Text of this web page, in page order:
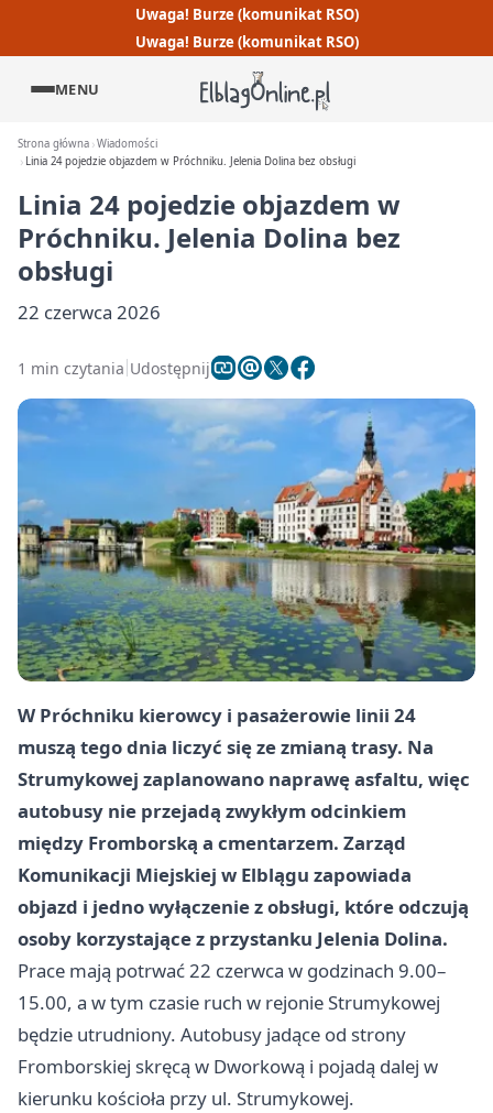
Uwaga! Burze (komunikat RSO)
Uwaga! Burze (komunikat RSO)
MENU
Strona główna Wiadomości
Linia 24 pojedzie objazdem w Próchniku. Jelenia Dolina bez obsługi
Linia 24 pojedzie objazdem w
Próchniku. Jelenia Dolina bez
obsługi
22 czerwca 2026
1 min czytania Udostępnij
W Próchniku kierowcy i pasażerowie linii 24
muszą tego dnia liczyć się ze zmianą trasy. Na
Strumykowej zaplanowano naprawę asfaltu, więc
autobusy nie przejadą zwykłym odcinkiem
między Fromborską a cmentarzem. Zarząd
Komunikacji Miejskiej w Elblągu zapowiada
objazd i jedno wyłączenie z obsługi, które odczują
osoby korzystające z przystanku Jelenia Dolina.
Prace mają potrwać 22 czerwca w godzinach 9.00–
15.00, a w tym czasie ruch w rejonie Strumykowej
będzie utrudniony. Autobusy jadące od strony
Fromborskiej skręcą w Dworkową i pojadą dalej w
kierunku kościoła przy ul. Strumykowej.